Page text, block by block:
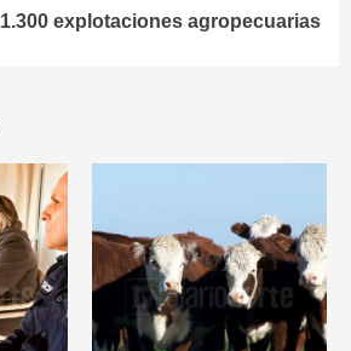
1.300 explotaciones agropecuarias